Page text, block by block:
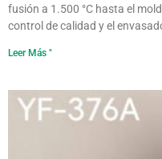
fusión a 1.500 °C hasta el
control de calidad y el
Leer Más "